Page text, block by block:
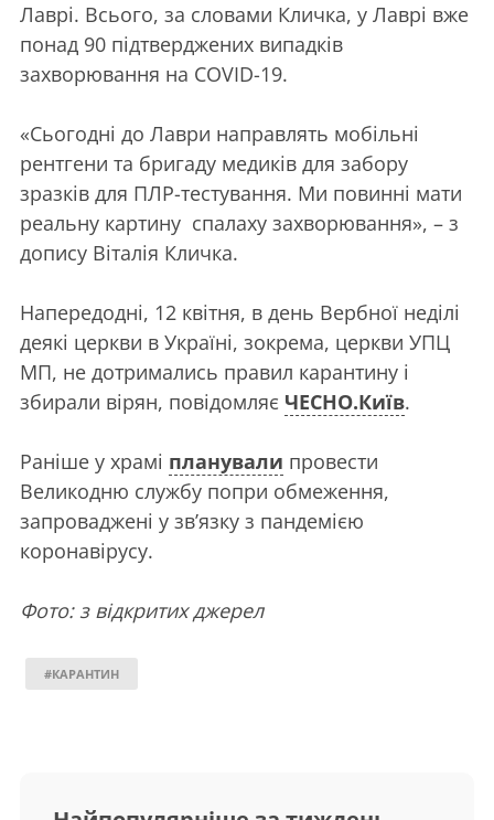
Лаврі. Всього, за словами Кличка, у Лаврі вже
понад 90 підтверджених випадків
захворювання на COVID-19.
«Сьогодні до Лаври направлять мобільні
рентгени та бригаду медиків для забору
зразків для ПЛР-тестування. Ми повинні мати
реальну картину спалаху захворювання», – з
допису Віталія Кличка.
Напередодні, 12 квітня, в день Вербної неділі
деякі церкви в Україні, зокрема, церкви УПЦ
МП, не дотримались правил карантину і
збирали вірян, повідомляє ЧЕСНО.Київ.
Раніше у храмі планували провести
Великодню службу попри обмеження,
запроваджені у зв’язку з пандемією
коронавірусу.
Фото: з відкритих джерел
#КАРАНТИН